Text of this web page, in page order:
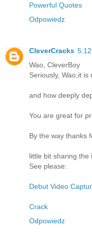
Powerful Quotes
Odpowiedz
CleverCracks
Wao, CleverBoy
Seriously, Wao,it
and how deeply
You are great for
By the way thanks
little bit sharing the
See please:
Debut Video
Crack
Odpowiedz